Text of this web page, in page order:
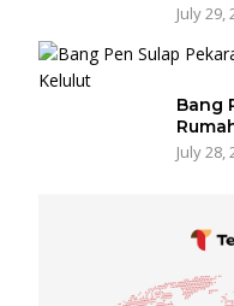
July 29,
Bang
July 28,